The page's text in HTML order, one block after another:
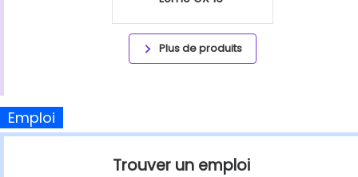
Plus de produits
Emploi
Trouver un emploi